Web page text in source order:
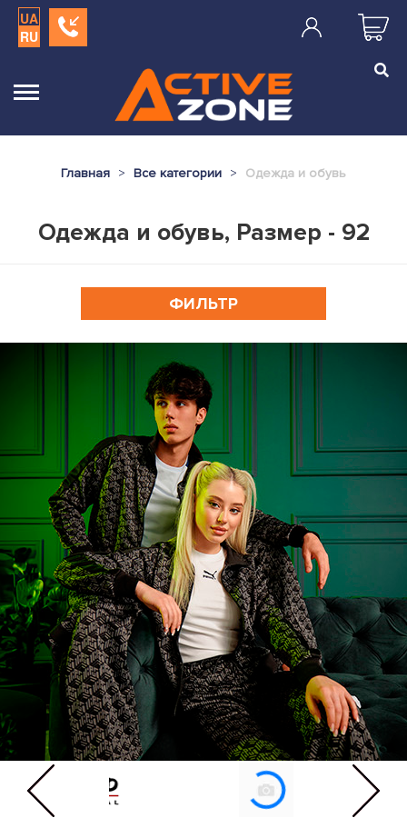
UA
RU
Главная Все категории Одежда и обувь
Одежда и обувь, Размер - 92
ФИЛЬТР